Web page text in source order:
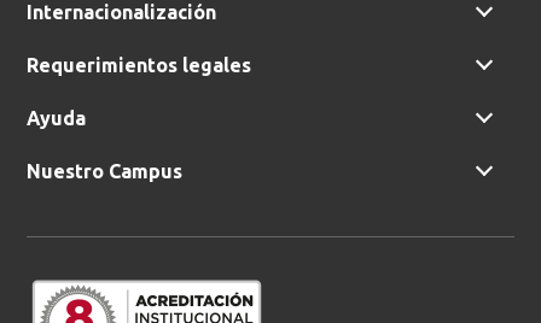
Internacionalización
Requerimientos legales
Ayuda
Nuestro Campus